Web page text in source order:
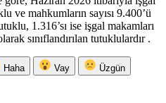
ve mahkumların sayısı 9.400’ü
1.316’sı ise işgal makamları
sınıflandırılan tutuklulardır .
Haha Vay Üzgün